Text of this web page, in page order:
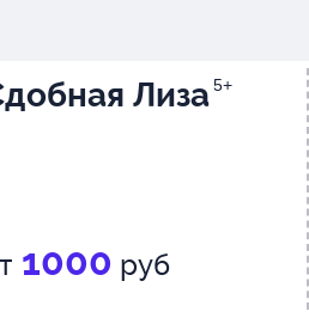
заклинания и
большое,
спектакля –
Лиза5+
1000 руб